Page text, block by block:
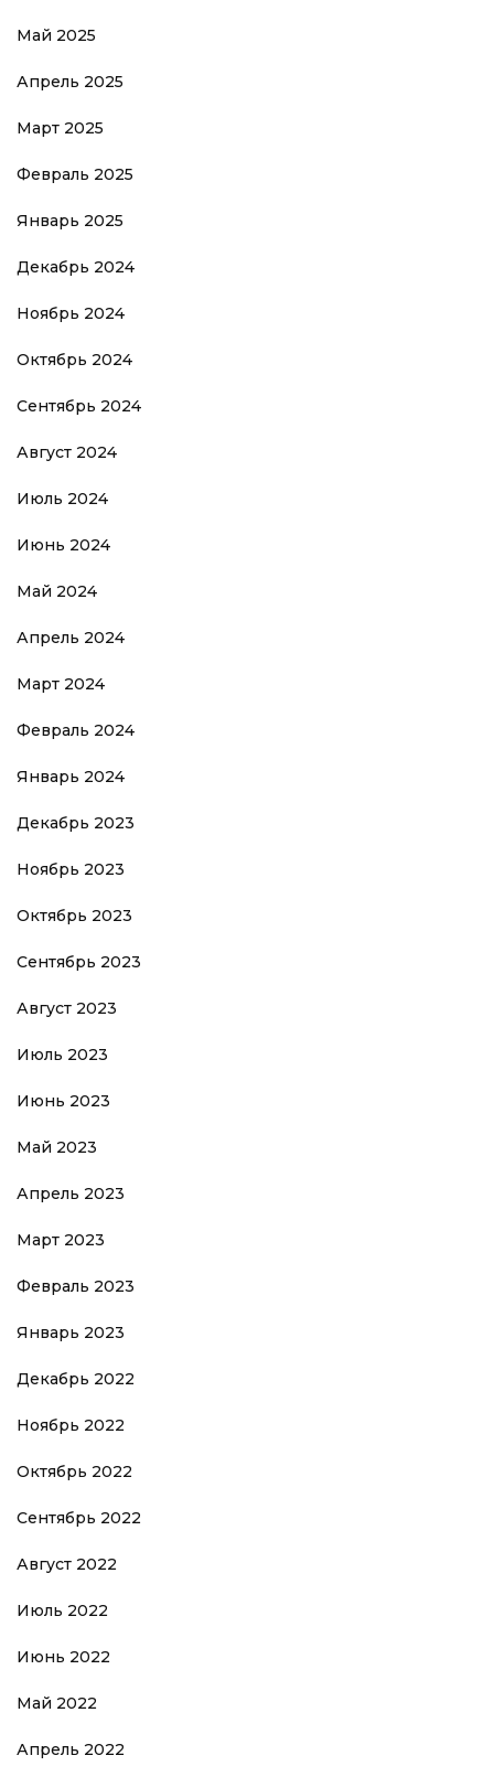
Май 2025
Апрель 2025
Март 2025
Февраль 2025
Январь 2025
Декабрь 2024
Ноябрь 2024
Октябрь 2024
Сентябрь 2024
Август 2024
Июль 2024
Июнь 2024
Май 2024
Апрель 2024
Март 2024
Февраль 2024
Январь 2024
Декабрь 2023
Ноябрь 2023
Октябрь 2023
Сентябрь 2023
Август 2023
Июль 2023
Июнь 2023
Май 2023
Апрель 2023
Март 2023
Февраль 2023
Январь 2023
Декабрь 2022
Ноябрь 2022
Октябрь 2022
Сентябрь 2022
Август 2022
Июль 2022
Июнь 2022
Май 2022
Апрель 2022